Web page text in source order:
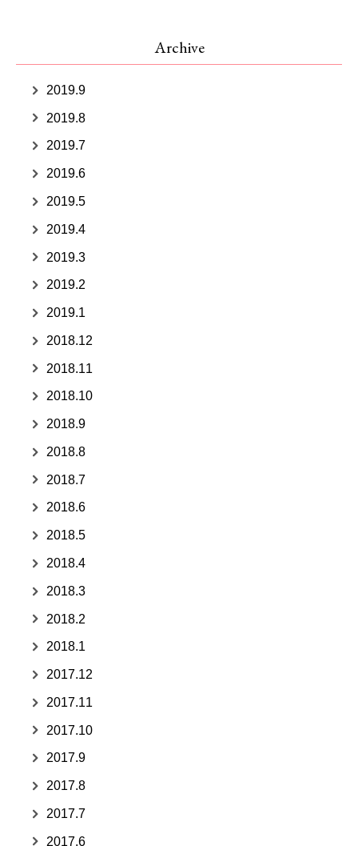
Archive
2019.9
2019.8
2019.7
2019.6
2019.5
2019.4
2019.3
2019.2
2019.1
2018.12
2018.11
2018.10
2018.9
2018.8
2018.7
2018.6
2018.5
2018.4
2018.3
2018.2
2018.1
2017.12
2017.11
2017.10
2017.9
2017.8
2017.7
2017.6